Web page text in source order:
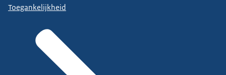
Toegankelijkheid